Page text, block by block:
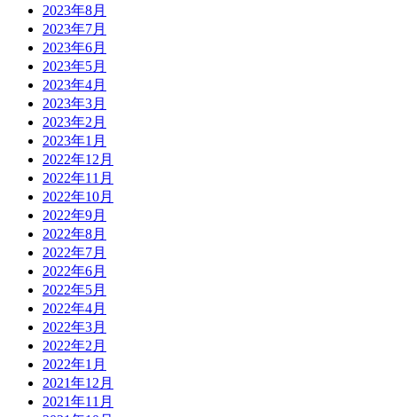
2023年8月
2023年7月
2023年6月
2023年5月
2023年4月
2023年3月
2023年2月
2023年1月
2022年12月
2022年11月
2022年10月
2022年9月
2022年8月
2022年7月
2022年6月
2022年5月
2022年4月
2022年3月
2022年2月
2022年1月
2021年12月
2021年11月